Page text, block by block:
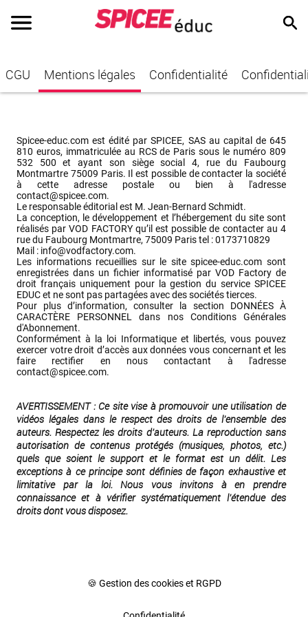
CGU Mentions légales Confidentialité
Spicee-educ.com est édité par SPICEE, SAS au capital de 645
810 euros, immatriculée au RCS de Paris sous le numéro 809
532 500 et ayant son siège social 4, rue du Faubourg
Montmartre 75009 Paris. Il est possible de contacter la société
contact@spicee.com.
Le responsable éditorial est M. Jean-Bernard Schmidt.
La conception, le développement et l’hébergement du site sont
réalisés par VOD FACTORY qu’il est possible de contacter au 4
rue du Faubourg Montmartre, 75009 Paris tel : 0173710829
Mail : info@vodfactory.com.
Les informations recueillies sur le site spicee-educ.com sont
enregistrées dans un fichier informatisé par VOD Factory de
droit français uniquement pour la gestion du service SPICEE
EDUC et ne sont pas partagées avec des sociétés tierces.
Pour plus d’information, consulter la section DONNÉES À
CARACTÈRE PERSONNEL dans nos Conditions Générales
d'Abonnement.
Conformément à la loi Informatique et libertés, vous pouvez
exercer votre droit d’accès aux données vous concernant et les
contact@spicee.com.
AVERTISSEMENT : Ce site vise à promouvoir une utilisation de
vidéos légales dans le respect des droits de l’ensemble des
auteurs. Respectez les droits d'auteurs. La reproduction sans
autorisation de contenus protégés (musiques, photos, etc.)
quels que soient le support et le format est un délit. Les
exceptions à ce principe sont définies de façon exhaustive et
limitative par la loi. Nous vous invitons à en prendre
connaissance et à vérifier systématiquement l’étendue des
droits dont vous disposez.
🍪 Gestion des cookies et RGPD